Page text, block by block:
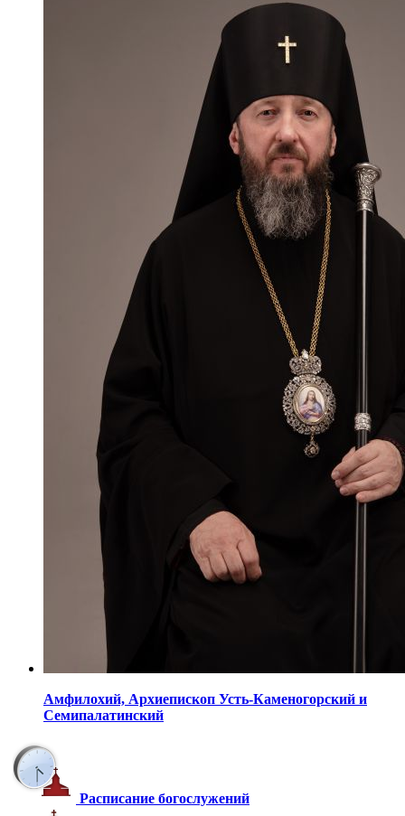
Амфилохий, Архиепископ Усть-Каменогорский и
Семипалатинский
Расписание богослужений